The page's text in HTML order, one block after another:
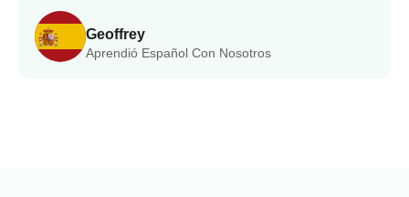
Geoffrey
Aprendió Español Con Nosotros